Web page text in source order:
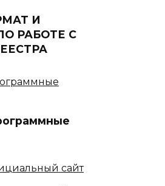
И
РАБОТЕ С